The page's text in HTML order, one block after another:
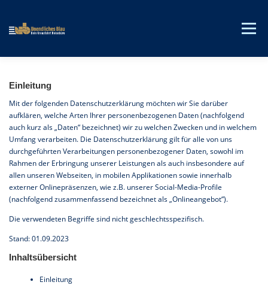
springen
Menü
Reiseziele Ab Deutschland
Angebote & Tipps Services
Einleitung
Mit der folgenden Datenschutzerklärung möchten wir Sie darüber
aufklären, welche Arten Ihrer personenbezogenen Daten (nachfolgend
auch kurz als „Daten“ bezeichnet) wir zu welchen Zwecken und in welchem
Umfang verarbeiten. Die Datenschutzerklärung gilt für alle von uns
durchgeführten Verarbeitungen personenbezogener Daten, sowohl im
Rahmen der Erbringung unserer Leistungen als auch insbesondere auf
allen unseren Webseiten, in mobilen Applikationen sowie innerhalb
externer Onlinepräsenzen, wie z.B. unserer Social-Media-Profile
(nachfolgend zusammenfassend bezeichnet als „Onlineangebot“).
Die verwendeten Begriffe sind nicht geschlechtsspezifisch.
Stand: 01.09.2023
Inhaltsübersicht
Einleitung